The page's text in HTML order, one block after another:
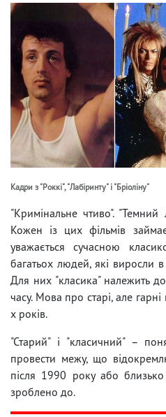
Кадри з "Роккі", "Лабіринту" і "Бріоліну"
"Кримінальне чтиво".
Кожен із цих фільмів
уважається сучасною
багатьох людей, які виросли
Для них "класика" належить
часу. Мова про старі, але
х років.
"Старий" і "класичний" –
провести межу, що
після 1990 року або
зроблено до.